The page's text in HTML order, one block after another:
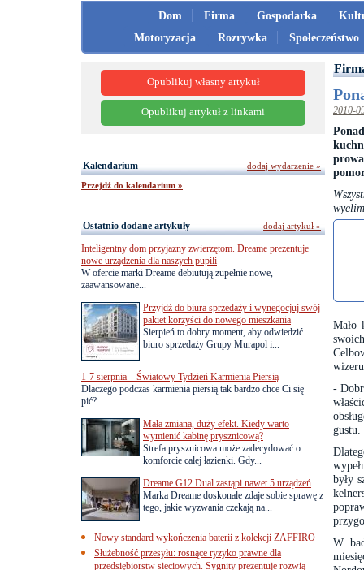
Dom Firma Gospodarka
Motoryzacja
Rozrywka Społeczeństwo
2010-
Mało
-
gustu.
były
W
Opublikuj własny artykuł
Opublikuj artykuł z linkami
Kalendarium
Przejdź do kalendarium »
dodaj wydarzenie »
Ostatnio dodane artykuły
Inteligentny dom przyjazny zwierzętom. Dreame prezentuje
nowe urządzenia dla naszych pupili
W ofercie marki Dreame debiutują zupełnie nowe,
zaawansowane...
Przyjdź do biura sprzedaży i wynegocjuj swój
pakiet korzyści do nowego mieszkania
Sierpień to dobry moment, aby odwiedzić
biuro sprzedaży Grupy Murapol i...
1-7 sierpnia – Światowy Tydzień Karmienia Piersią
Dlaczego podczas karmienia piersią tak bardzo chce Ci się
pić?...
Mała zmiana, duży efekt. Kiedy warto
wymienić kabinę prysznicową?
Strefa prysznicowa może zadecydować o
komforcie całej łazienki. Gdy...
Dreame G12 Dual zastąpi nawet 5 urządzeń
Marka Dreame doskonale zdaje sobie sprawę z
tego, jakie wyzwania czekają na...
Nowy standard wykończenia baterii z kolekcji ZAFFIRO
Służebność przesyłu: rosnące ryzyko prawne dla
przedsiębiorstw sieciowych. Sygnity prezentuje rozwią
dodaj artykuł »